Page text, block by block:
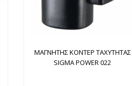
ΜΑΓΝΗΤΗΣ ΚΟΝΤΕΡ ΤΑΧΥΤΗΤΑΣ
SIGMA POWER 022